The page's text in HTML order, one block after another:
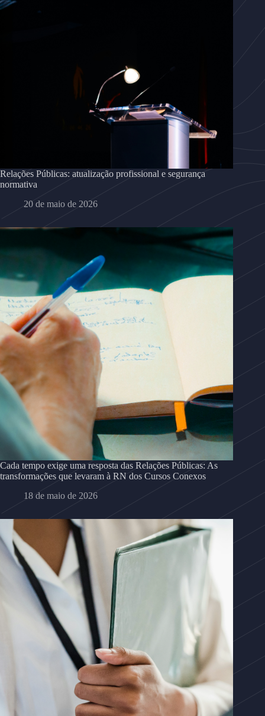
Relações Públicas: atualização profissional e segurança
normativa
20 de maio de 2026
Cada tempo exige uma resposta das Relações Públicas: As
transformações que levaram à RN dos Cursos Conexos
18 de maio de 2026